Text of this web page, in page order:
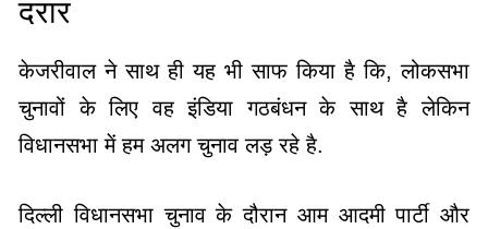
दरार
केजरीवाल ने साथ ही यह भी साफ किया है कि, लोकसभा
चुनावों के लिए वह इंडिया गठबंधन के साथ है लेकिन
विधानसभा में हम अलग चुनाव लड़ रहे है.
दिल्ली विधानसभा चुनाव के दौरान आम आदमी पार्टी और